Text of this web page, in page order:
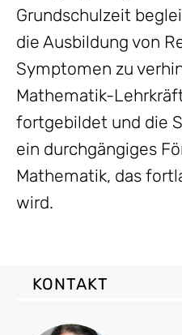
Grundschulzeit
die Ausbildung von
Symptomen zu
Mathematik-
fortgebildet und die
ein durchgängiges
Mathematik, das
wird.
KONTAKT